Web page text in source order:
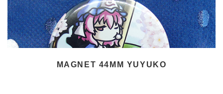
MAGNET 44MM YUYUKO